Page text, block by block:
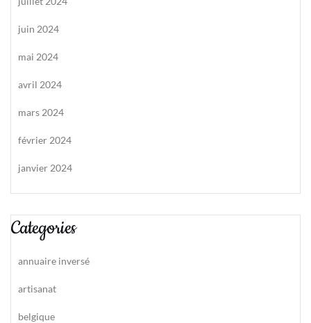
juin 2024
mai 2024
avril 2024
mars 2024
février 2024
janvier 2024
Categories
annuaire inversé
artisanat
belgique